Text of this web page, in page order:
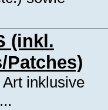
(inkl.
Patches)
inklusive